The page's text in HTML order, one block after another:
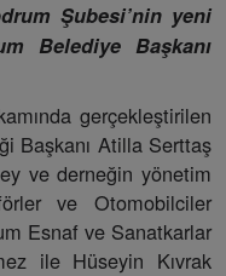
Şubesi’nin yeni
Belediye Başkanı
gerçekleştirilen
Başkanı Atilla Serttaş
ve derneğin yönetim
ve Otomobilciler
Esnaf ve Sanatkarlar
ile Hüseyin Kıvrak